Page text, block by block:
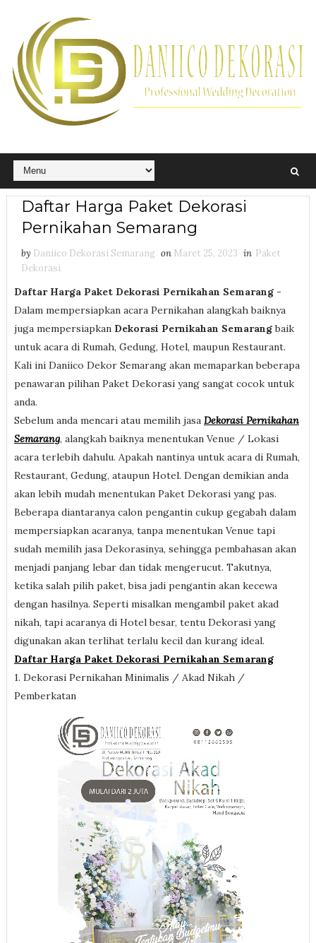
Daftar Harga Paket Dekorasi
Pernikahan Semarang
by Daniico Dekorasi Semarang on Maret 25, 2023 in Paket
Dekorasi
Daftar Harga Paket Dekorasi Pernikahan Semarang-
Dalam mempersiapkan acara Pernikahan alangkah baiknya
juga mempersiapkan Dekorasi Pernikahan Semarangbaik
untuk acara di Rumah, Gedung, Hotel, maupun Restaurant.
Kali ini Daniico Dekor Semarang akan memaparkan beberapa
penawaran pilihan Paket Dekorasi yang sangat cocok untuk
anda.
Sebelum anda mencari atau memilih jasa Dekorasi Pernikahan
Semarang, alangkah baiknya menentukan Venue / Lokasi
acara terlebih dahulu. Apakah nantinya untuk acara di Rumah,
Restaurant, Gedung, ataupun Hotel. Dengan demikian anda
akan lebih mudah menentukan Paket Dekorasi yang pas.
Beberapa diantaranya calon pengantin cukup gegabah dalam
mempersiapkan acaranya, tanpa menentukan Venue tapi
sudah memilih jasa Dekorasinya, sehingga pembahasan akan
menjadi panjang lebar dan tidak mengerucut. Takutnya,
ketika salah pilih paket, bisa jadi pengantin akan kecewa
dengan hasilnya. Seperti misalkan mengambil paket akad
nikah, tapi acaranya di Hotel besar, tentu Dekorasi yang
digunakan akan terlihat terlalu kecil dan kurang ideal.
Daftar Harga Paket Dekorasi Pernikahan Semarang
1. Dekorasi Pernikahan Minimalis / Akad Nikah /
Pemberkatan